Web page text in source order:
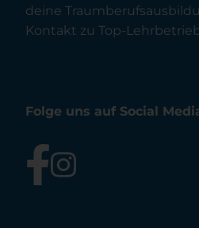
deine
Kontakt zu Top-
Folge uns auf Social